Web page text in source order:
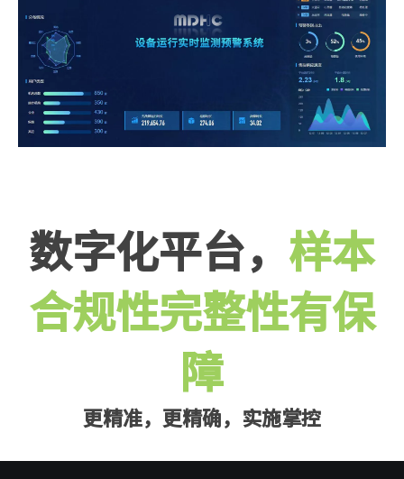
数字化平台， 样本
合规性完整性有保
障
更精准，更精确，实施掌控